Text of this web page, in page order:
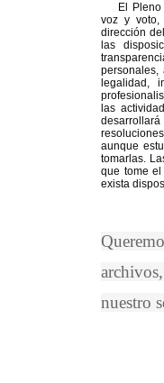
El
voz y voto,
dirección
las
legalidad,
las
aunque
tomarlas.
que tome
exista
nuestro